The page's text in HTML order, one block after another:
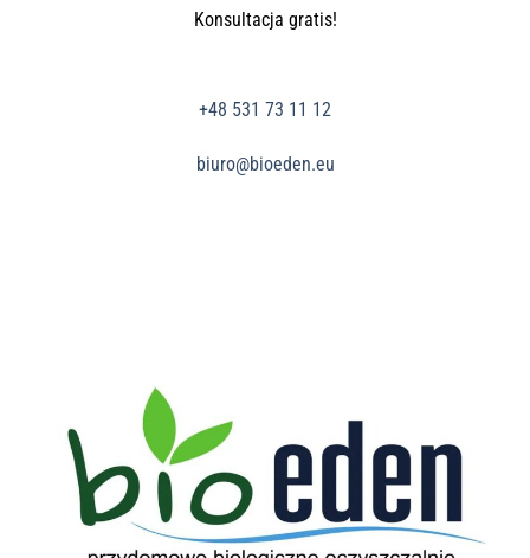
Konsultacja gratis!
+48 531 73 11 12
biuro@bioeden.eu